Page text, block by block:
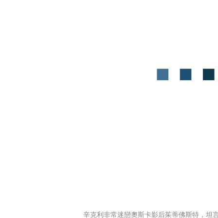
辛克利非常迷戀奧斯卡影后茱蒂佛斯特，坦